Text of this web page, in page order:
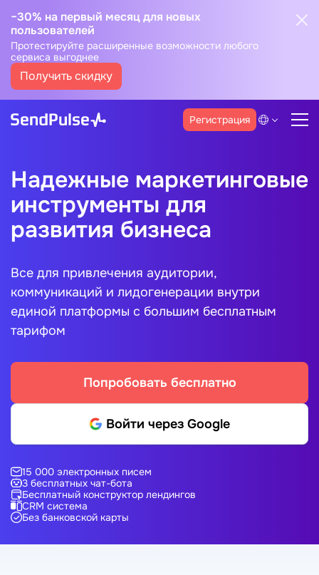
−30% на первый месяц для новых
пользователей
Протестируйте расширенные возможности любого
сервиса выгоднее
Получить скидку
Регистрация
Надежные маркетинговые
инструменты для
развития бизнеса
Все для привлечения аудитории,
коммуникаций и лидогенерации внутри
единой платформы с большим бесплатным
тарифом
Попробовать бесплатно
Войти через Google
15 000 электронных писем
3 бесплатных чат-бота
Бесплатный конструктор лендингов
CRM система
Без банковской карты